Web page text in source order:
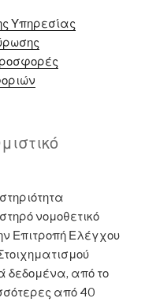
Υπηρεσίας
νομοθετικό
Επιτροπή Ελέγχου
δεδομένα, από το
από 40